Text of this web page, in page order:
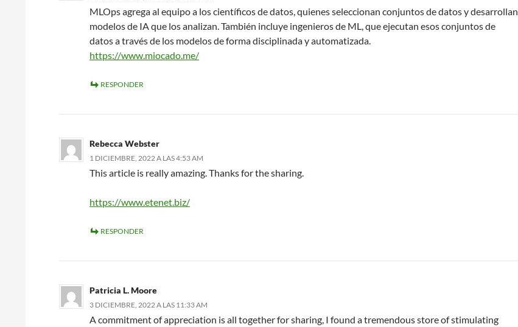
MLOps agrega al equipo a los científicos de datos, quienes seleccionan conjuntos de datos y desarrollan
modelos de IA que los analizan. También incluye ingenieros de ML, que ejecutan esos conjuntos de
datos a través de los modelos de forma disciplinada y automatizada.
https://www.miocado.me/
RESPONDER
Rebecca Webster
1 DICIEMBRE, 2022 A LAS 4:53 AM
This article is really amazing. Thanks for the sharing.
https://www.etenet.biz/
RESPONDER
Patricia L. Moore
3 DICIEMBRE, 2022 A LAS 11:33 AM
A commitment of appreciation is all together for sharing, I found a tremendous store of stimulating